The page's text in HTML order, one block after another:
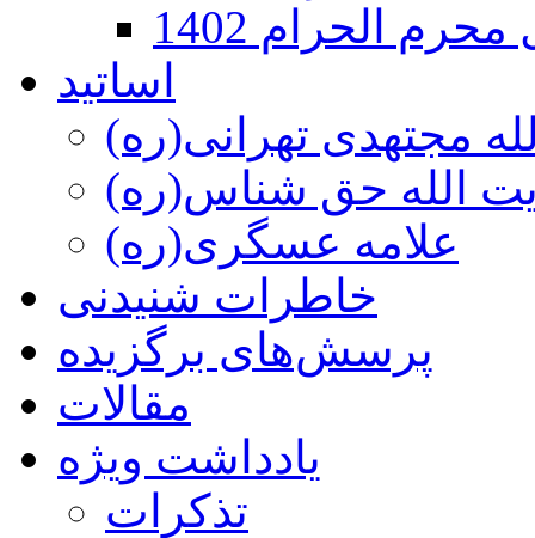
الحرام 1402
اساتید
مجتهدی تهرانی(ره)
الله حق شناس(ره)
علامه عسگری(ره)
خاطرات شنیدنی
پرسش‌های برگزیده
مقالات
یادداشت ویژه
تذكرات